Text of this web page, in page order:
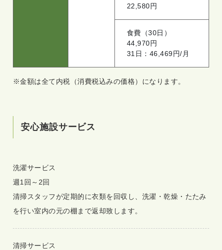
22,580円
食費（30日）
44,970円
31日：46,469円/月
※金額は全て内税（消費税込みの価格）になります。
安心施設サービス
洗濯サービス
週1回～2回
清掃スタッフが定期的に衣類を回収し、洗濯・乾燥・たたみ
を行い室内の元の棚まで返却致します。
清掃サービス